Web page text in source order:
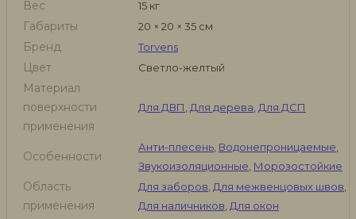
Вес 15 кг
Габариты 20 × 20 × 35 см
Бренд Torvens
Цвет Светло-желтый
Материал
поверхности
применения
Для ДВП Для дерева Для ДСП
Особенности
Анти-плесень Водонепроницаемые
Звукоизоляционные Морозостойкие
Область
применения
Для заборов Для межвенцовых швов
Для наличников Для окон